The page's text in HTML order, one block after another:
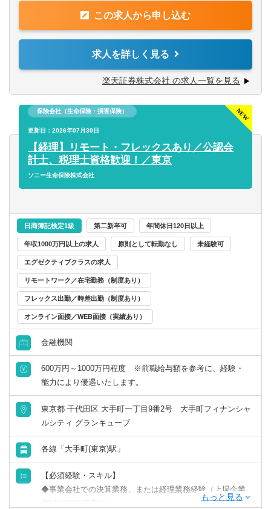
・個人事業主や年商3億円未満のスタートアップ法人をメイ
ンで担当。
◆入社3年目（年収1,000万円前後）
・担当顧問25～30件前後。共同案件のリーダー担当1～2件
前後、サポート担当5件前後。
・財務コンサル業務を担当。
・年商10億円未満の中規模法人をメインで担当。
・年商10億円超の企業グループをチームの一員として担
当。
・その他、経験を積みたい分野があれば積極的に該当案件
◆入社5年目以降（年収1,200万円以上）
・担当顧問25～35件前後。共同案件のリーダー担当5～10
件前後。
・オフィスの拠点長や管理責任者、またはその補佐を担
当。もしくは複雑案件等をメインで担当する「スペシャリ
スト」や「スタープレイヤー」として活躍。
・年商10億円超の企業グループをチームの主担当として対
・組織再編や事業承継対策の提案、DD業務などのスポット
業務をチームの主担当として対応。
～443,900円以上。45時間分の固定残業代91,100円～
156,100円以上を含む）
・金融機関等で上記に該当する業務経験
・証券会社にて主計業務のご経験がある方
・自己資本規制比率の計算を含む監督官庁等へのモニタリ
・会社法上の事業報告・計算書類、連結計算書類等の作成
・金商法監査、有価証券届出書、有価証券報告書、決算短
・会計業務における業務改善、効率化対応
・新商品開発に関する会計的対応
・証券外務員資格保有の方
【求める人物像】
・経理の経験を活かして、もっと成長したい方
・チームワークを大切にできる方
・変化を楽しめる、前向きな方
・新しい知識を学ぶことに意欲的な方
・「言われたことをやる」だけでなく、自分で考えて行動
できる方
※TOEICスコア未保有の方は、入社後TOEICスコアを取得
ーとして担当していただきます。自らも手を動かしなが
ら、チームを率いて業務効率化や高度化を推進し、会社の
具体的には…
・マネジメント業務: チームメンバーの育成、業務分担、進
・単体の月次・四半期・年次決算業務の統括
・連結決算業務（国内外の子会社を担当）の統括
・親会社（楽天証券ホールディングス）への報告資料作成
・金融庁への報告資料作成
・決算短信などの作成
・各種プロジェクトへの参画 など
※ 楽天証券ホールディングスの経理業務も兼務していただ
きます。
【組織】
所属は財務企画本部 経理部
この求人から申し込む
求人を詳しく見る
楽天証券株式会社 の求人一覧を見る
保険会社（生命保険・損害保険）
更新日：2026年07月30日
【経理】リモート・フレックスあり／公認会
計士、税理士資格歓迎！／東京
ソニー生命保険株式会社
日商簿記検定1級 第二新卒可 年間休日120日以上
年収1000万円以上の求人 原則として転勤なし 未経験可
エグゼクティブクラスの求人
リモートワーク／在宅勤務（制度あり）
フレックス出勤／時差出勤（制度あり）
オンライン面接／WEB面接（実績あり）
金融機関
600万円～1000万円程度 ※前職給与額を参考に、経験・
能力により優遇いたします。
東京都 千代田区 大手町一丁目9番2号 大手町フィナンシャ
ルシティ グランキューブ
各線「大手町(東京)駅」
【必須経験・スキル】
◆事業会社での決算業務、または経理業務経験（上場企業